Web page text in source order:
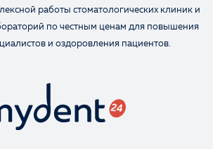
работы стоматологических клиник и
по честным ценам для повышения
и оздоровления пациентов.